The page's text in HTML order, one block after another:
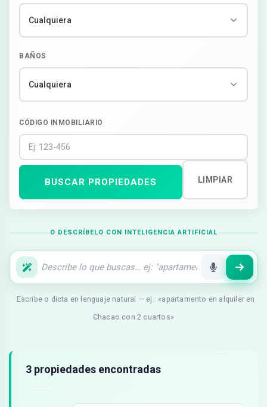
BAÑOS
CÓDIGO INMOBILIARIO
BUSCAR PROPIEDADES LIMPIAR
O DESCRÍBELO CON INTELIGENCIA ARTIFICIAL
Escribe o dicta en lenguaje natural — ej.: «apartamento en alquiler en
Chacao con 2 cuartos»
Resultados de búsqueda
3 propiedades encontradas